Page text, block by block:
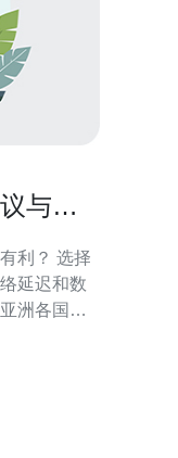
与技
利？ 选择
延迟和数
洲各国的
律法规较